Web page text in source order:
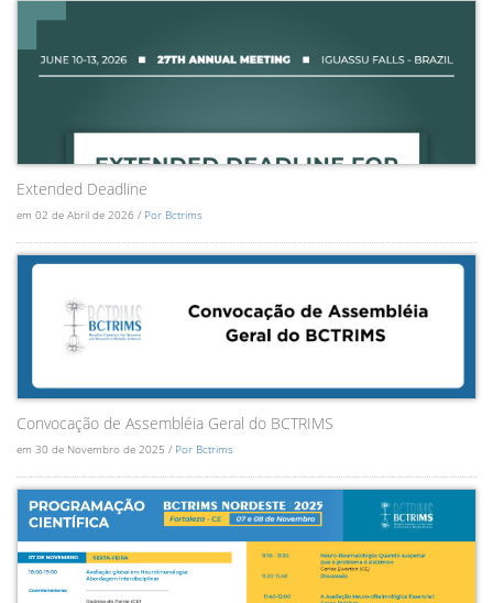
Extended Deadline
em 02 de Abril de 2026 / Por Bctrims
Convocação de Assembléia Geral do BCTRIMS
em 30 de Novembro de 2025 / Por Bctrims